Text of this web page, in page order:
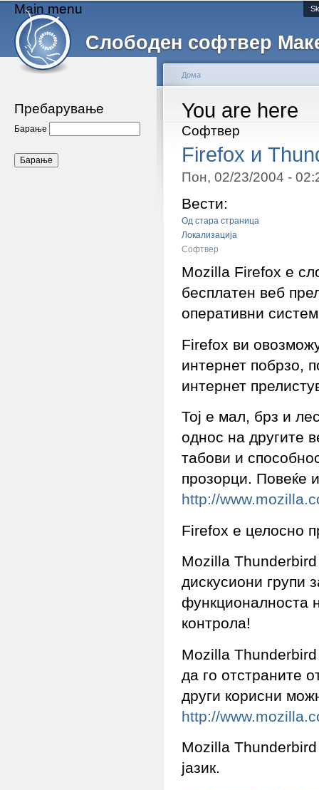
Слободен софтвер
Main menu
Пребарување
Барање
You are here
Дома
Софтвер
Firefox и
Пон, 02/23/2004 -
Вести:
Од стара страница
Локализација
Софтвер
Mozilla Firefox е
бесплатен веб
оперативни
Firefox ви
интернет побрзо,
интернет
Тој е мал, брз и
однос на другите
табови и
прозорци. Повеќе
http://
Firefox e целосно
Mozilla
дискусиони групи
функционалноста
контрола!
Мozilla Thunderbird
да го отстраните
други корисни
http://
Mozilla
јазик.